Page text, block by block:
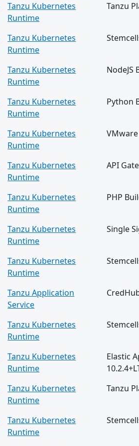
Tanzu Kubernetes
Runtime
Tanzu
Tanzu Kubernetes
Runtime
Tanzu Kubernetes
Runtime
NodeJS
Tanzu Kubernetes
Runtime
Python
Tanzu Kubernetes
Runtime
Tanzu Kubernetes
Runtime
API
Tanzu Kubernetes
Runtime
PHP
Tanzu Kubernetes
Runtime
Single
Tanzu Kubernetes
Runtime
Tanzu Application
Service
Tanzu Kubernetes
Runtime
Tanzu Kubernetes
Runtime
Elastic
Tanzu Kubernetes
Runtime
Tanzu
Tanzu Kubernetes
Runtime